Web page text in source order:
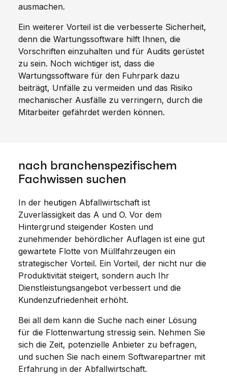
ausmachen.
Ein weiterer Vorteil ist die verbesserte Sicherheit,
denn die Wartungssoftware hilft Ihnen, die
Vorschriften einzuhalten und für Audits gerüstet
zu sein. Noch wichtiger ist, dass die
Wartungssoftware für den Fuhrpark dazu
beiträgt, Unfälle zu vermeiden und das Risiko
mechanischer Ausfälle zu verringern, durch die
Mitarbeiter gefährdet werden können.
nach branchenspezifischem
Fachwissen suchen
In der heutigen Abfallwirtschaft ist
Zuverlässigkeit das A und O. Vor dem
Hintergrund steigender Kosten und
zunehmender behördlicher Auflagen ist eine gut
gewartete Flotte von Müllfahrzeugen ein
strategischer Vorteil. Ein Vorteil, der nicht nur die
Produktivität steigert, sondern auch Ihr
Dienstleistungsangebot verbessert und die
Kundenzufriedenheit erhöht.
Bei all dem kann die Suche nach einer Lösung
für die Flottenwartung stressig sein. Nehmen Sie
sich die Zeit, potenzielle Anbieter zu befragen,
und suchen Sie nach einem Softwarepartner mit
Erfahrung in der Abfallwirtschaft.